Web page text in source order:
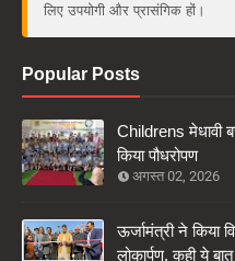
लिए उपयोगी और प्रासंगिक हों।
Popular Posts
Childrens मेधावी
किया पौधरोपण
अगस्त 02, 2026
ऊर्जामंत्री ने किया
लोकार्पण, कही ये बात